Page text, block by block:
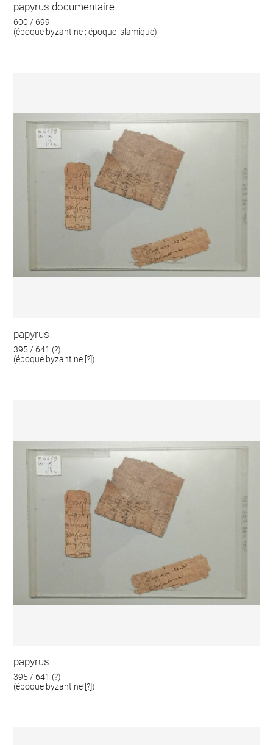
papyrus documentaire
600 / 699
(époque byzantine ; époque islamique)
papyrus
395 / 641 (?)
(époque byzantine [?])
papyrus
395 / 641 (?)
(époque byzantine [?])